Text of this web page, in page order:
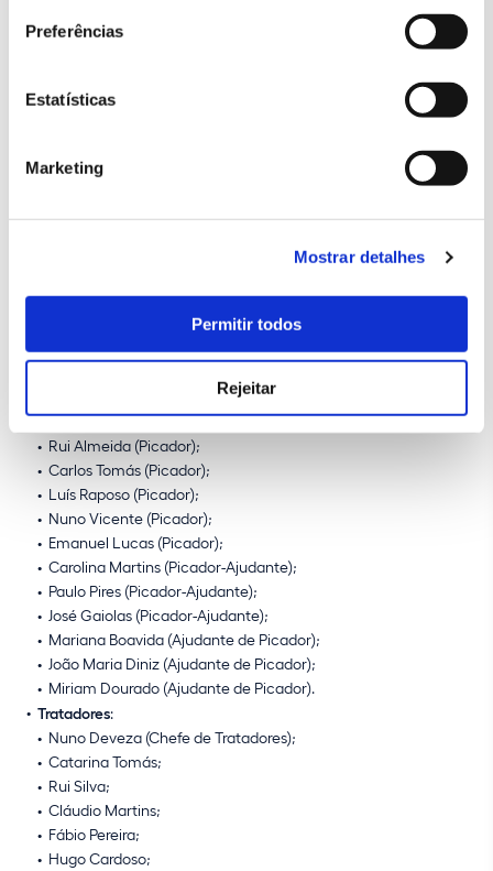
Preferências
Estatísticas
Marketing
Mostrar detalhes
Permitir todos
Rejeitar
CONSULTE INFORMAÇÕES SOBRE AS GALAS
Ficha técnica
Diretor:
Bruno Caseirão
João Pedro Rodrigues (Mestre Picador Chefe Convidado);
João Quintas (Mestre Picador);
Vasco Gaiolas Pinto (Picador);
Rui Almeida (Picador);
Carlos Tomás (Picador);
Luís Raposo (Picador);
Nuno Vicente (Picador);
Emanuel Lucas (Picador);
Carolina Martins (Picador-Ajudante);
Paulo Pires (Picador-Ajudante);
José Gaiolas (Picador-Ajudante);
Mariana Boavida (Ajudante de Picador);
João Maria Diniz (Ajudante de Picador);
Miriam Dourado (Ajudante de Picador).
Tratadores:
Nuno Deveza (Chefe de Tratadores);
Catarina Tomás;
Rui Silva;
Cláudio Martins;
Fábio Pereira;
Hugo Cardoso;